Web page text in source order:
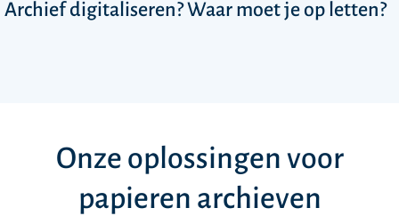
Archief digitaliseren? Waar moet je op letten?
Onze oplossingen voor
papieren archieven